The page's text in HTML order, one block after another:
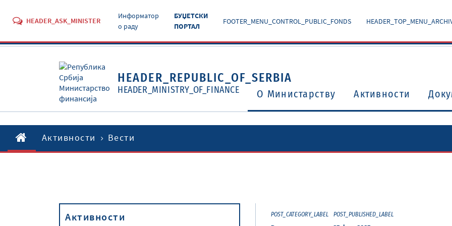
HEADER_ASK_MINISTER
Информатор
о раду
БУЏЕТСКИ
ПОРТАЛ
FOOTER_MENU_CONTROL_PUBLIC_FONDS
HEADER_REPUBLIC_OF_SERBIA
HEADER_MINISTRY_OF_FINANCE O Министарству Активности
Активности Вести
Активности POST_CATEGORY_LABEL POST_PUBLISHED_LABEL